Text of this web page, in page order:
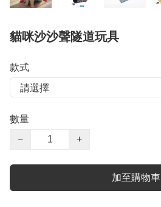
貓咪沙沙聲隧道玩具
款式
數量
−
+
加至購物車